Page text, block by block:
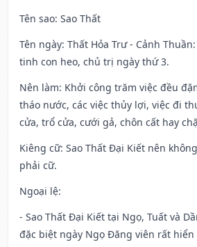
Tên sao: Sao Thất
Tên ngày: Thất Hỏa Trư - Cảnh
tinh con heo, chủ trị ngày thứ 3.
Nên làm: Khởi công trăm việc đều
tháo nước, các việc thủy lợi, việc đi
cửa, trổ cửa, cưới gả, chôn cất hay
Kiêng cữ: Sao Thất Đại Kiết nên
phải cữ.
Ngoại lệ:
- Sao Thất Đại Kiết tại Ngọ, Tuất và
đặc biệt ngày Ngọ Đăng viên rất hiển